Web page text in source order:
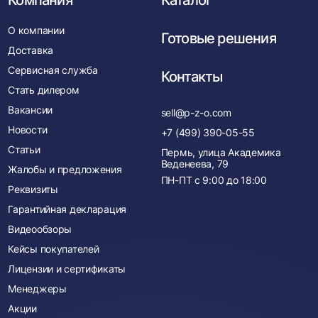
О компании
Доставка
Сервисная служба
Стать дилером
Вакансии
Новости
Статьи
Жалобы и предложения
Реквизиты
Гарантийная декларация
Видеообзоры
Кейсы покупателей
Лицензии и сертификаты
Менеджеры
Акции
Готовые решения
Контакты
sell@p-z-o.com
+7 (499) 390-05-55
Пермь, улица Академика
Веденеева, 79
ПН-ПТ с 9:00 до 18:00